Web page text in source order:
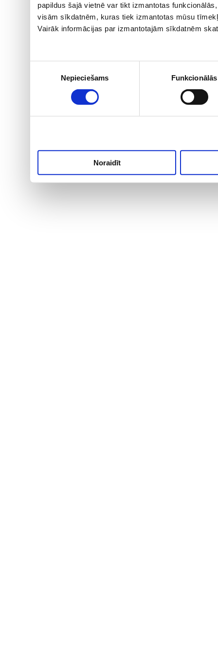
papildus šajā vietnē var tikt izmantotas
visām sīkdatnēm, kuras tiek izmantotas mūsu
Vairāk informācijas par izmantotajām sīkdatnēm
Nepieciešams Funkcionālās
Noraidīt